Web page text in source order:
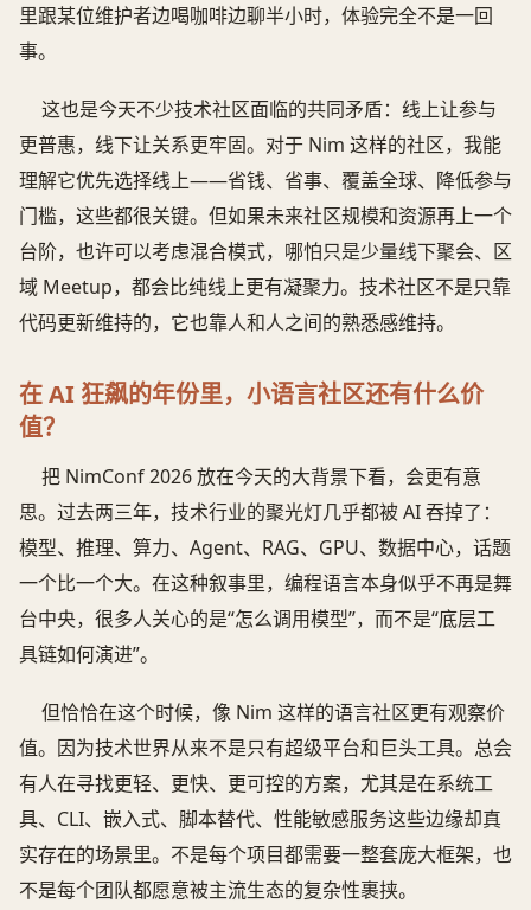
里跟某位维护者边喝咖啡边聊半小时，体验完全不是一回
事。
这也是今天不少技术社区面临的共同矛盾：线上让参与
更普惠，线下让关系更牢固。对于 Nim 这样的社区，我能
理解它优先选择线上——省钱、省事、覆盖全球、降低参与
门槛，这些都很关键。但如果未来社区规模和资源再上一个
台阶，也许可以考虑混合模式，哪怕只是少量线下聚会、区
域 Meetup，都会比纯线上更有凝聚力。技术社区不是只靠
代码更新维持的，它也靠人和人之间的熟悉感维持。
在 AI 狂飙的年份里，小语言社区还有什么价
值？
把 NimConf 2026 放在今天的大背景下看，会更有意
思。过去两三年，技术行业的聚光灯几乎都被 AI 吞掉了：
模型、推理、算力、Agent、RAG、GPU、数据中心，话题
一个比一个大。在这种叙事里，编程语言本身似乎不再是舞
台中央，很多人关心的是“怎么调用模型”，而不是“底层工
具链如何演进”。
但恰恰在这个时候，像 Nim 这样的语言社区更有观察价
值。因为技术世界从来不是只有超级平台和巨头工具。总会
有人在寻找更轻、更快、更可控的方案，尤其是在系统工
具、CLI、嵌入式、脚本替代、性能敏感服务这些边缘却真
实存在的场景里。不是每个项目都需要一整套庞大框架，也
不是每个团队都愿意被主流生态的复杂性裹挟。